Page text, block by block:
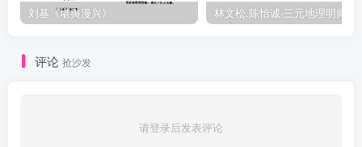
刘基《堪舆漫兴》
评论 抢沙发
请登录后发表评论